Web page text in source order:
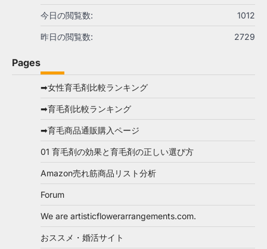
1012
今日の閲覧数:
2729
昨日の閲覧数:
Pages
➡女性育毛剤比較ランキング
➡育毛剤比較ランキング
➡育毛商品通販購入ページ
01 育毛剤の効果と育毛剤の正しい選び方
Amazon売れ筋商品リスト分析
Forum
We are artisticflowerarrangements.com.
おススメ・婚活サイト